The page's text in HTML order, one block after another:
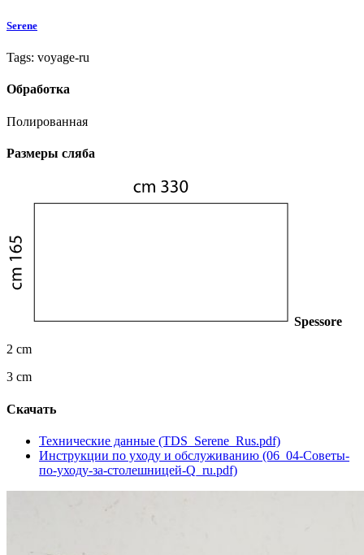
Serene
Tags: voyage-ru
Обработка
Полированная
Размеры сляба
Spessore
2 cm
3 cm
Скачать
Технические данные (TDS_Serene_Rus.pdf)
Инструкции по уходу и обслуживанию (06_04-Советы-
по-уходу-за-столешницей-Q_ru.pdf)